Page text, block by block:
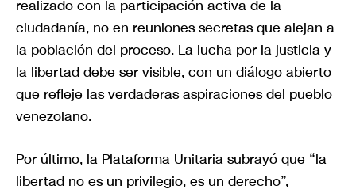
realizado con la participación activa de la
ciudadanía, no en reuniones secretas que alejan a
la población del proceso. La lucha por la justicia y
la libertad debe ser visible, con un diálogo abierto
que refleje las verdaderas aspiraciones del pueblo
venezolano.
Por último, la Plataforma Unitaria subrayó que “la
libertad no es un privilegio, es un derecho”,